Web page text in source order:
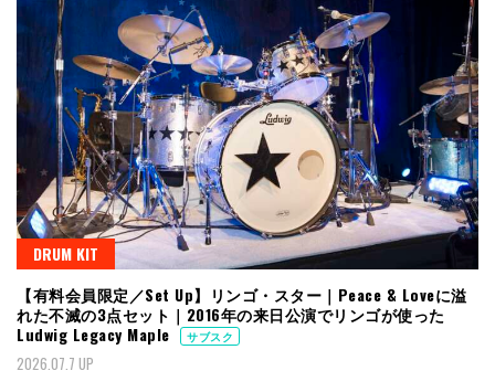
DRUM KIT
【有料会員限定／Set Up】リンゴ・スター｜Peace & Loveに溢
れた不滅の3点セット｜2016年の来日公演でリンゴが使った
Ludwig Legacy Maple
サブスク
2026.07.7 UP